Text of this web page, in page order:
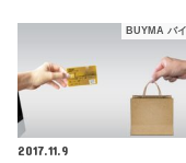
BUYMA バ
2017.11.9